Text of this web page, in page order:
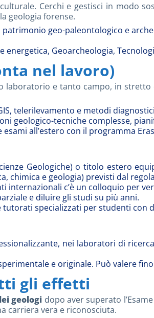
Cerchi e gestisci in modo
geologia forense.
geo-paleontologico e
energetica, Geoarcheologia,
nel lavoro)
e tanto campo, in
telerilevamento e metodi
geologico-tecniche complesse,
all’estero con il programma
Geologiche) o titolo estero
chimica e geologia) previsti dal
internazionali c’è un colloquio per
e diluire gli studi su più anni.
specializzati per studenti con
nei laboratori di
e originale. Può valere
gli effetti
geologi dopo aver superato
carriera vera e riconosciuta.